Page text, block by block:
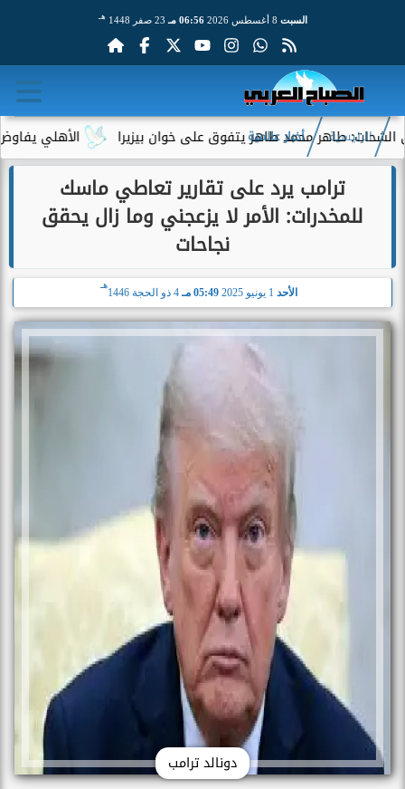
السبت 06:56 مـ 23 صفر 1448 هـ
الأهلي يفاوض أحمد طاهر محمد طاهر يتفوق على خوان بيزيرا
الرئيسية أخبار عالمية
ترامب يرد على تقارير تعاطي ماسك
للمخدرات: الأمر لا يزعجني وما زال يحقق
نجاحات
الأحد 05:49 مـ 4 ذو الحجة 1446
هـ
دونالد ترامب